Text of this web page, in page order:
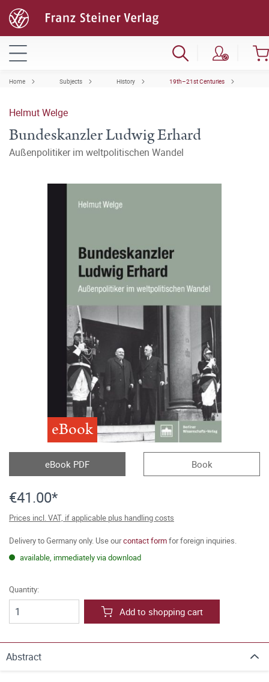
Home Subjects History 19th–21st Centuries
Helmut Welge
Bundeskanzler Ludwig Erhard
Außenpolitiker im weltpolitischen Wandel
eBook
eBook PDF Book
€41.00*
Prices incl. VAT, if applicable plus handling costs
Delivery to Germany only. Use ourcontact formfor foreign inquiries.
available, immediately via download
Quantity:
Add to shopping cart
Abstract